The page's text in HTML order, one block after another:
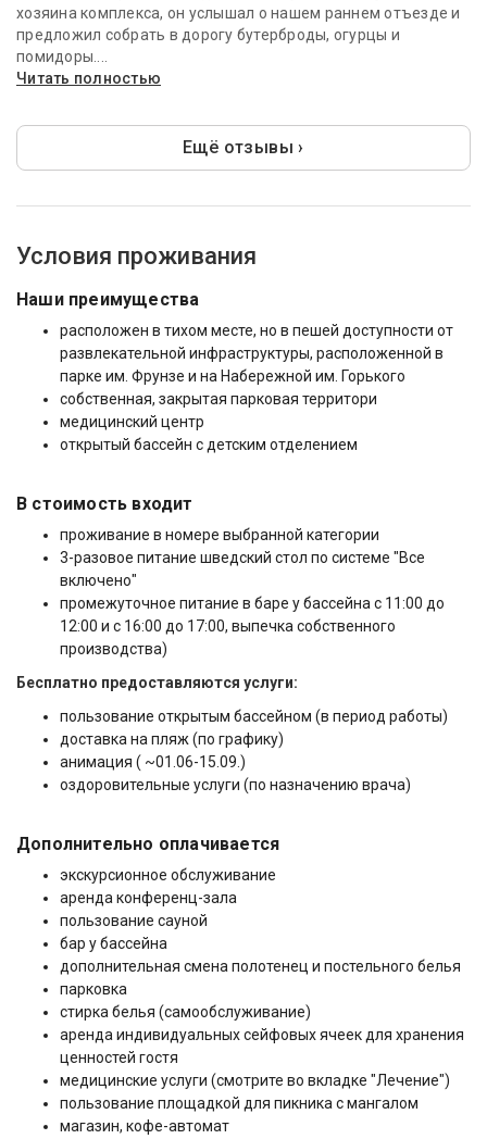
хозяина комплекса, он услышал о нашем раннем отъезде и
предложил собрать в дорогу бутерброды, огурцы и
помидоры....
Читать полностью
Ещё отзывы ›
Условия проживания
Наши преимущества
расположен в тихом месте, но в пешей доступности от
развлекательной инфраструктуры, расположенной в
парке им. Фрунзе и на Набережной им. Горького
собственная, закрытая парковая территори
медицинский центр
открытый бассейн с детским отделением
В стоимость входит
проживание в номере выбранной категории
3-разовое питание шведский стол по системе "Все
включено"
промежуточное питание в баре у бассейна с 11:00 до
12:00 и с 16:00 до 17:00, выпечка собственного
производства)
Бесплатно предоставляются услуги:
пользование открытым бассейном (в период работы)
доставка на пляж (по графику)
анимация ( ~01.06-15.09.)
оздоровительные услуги (по назначению врача)
Дополнительно оплачивается
экскурсионное обслуживание
аренда конференц-зала
пользование сауной
бар у бассейна
дополнительная смена полотенец и постельного белья
парковка
стирка белья (самообслуживание)
аренда индивидуальных сейфовых ячеек для хранения
ценностей гостя
медицинские услуги (смотрите во вкладке "Лечение")
пользование площадкой для пикника с мангалом
магазин, кофе-автомат